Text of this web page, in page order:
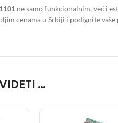
ne samo funkcionalnim, već i
cenama u Srbiji i podignite
…